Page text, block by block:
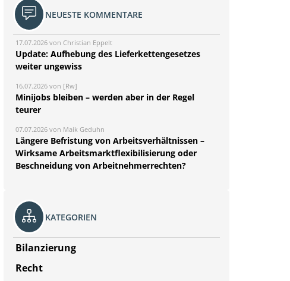
NEUESTE KOMMENTARE
17.07.2026 von Christian Eppelt
Update: Aufhebung des Lieferkettengesetzes
weiter ungewiss
16.07.2026 von [Rw]
Minijobs bleiben – werden aber in der Regel
teurer
07.07.2026 von Maik Geduhn
Längere Befristung von Arbeitsverhältnissen –
Wirksame Arbeitsmarktflexibilisierung oder
Beschneidung von Arbeitnehmerrechten?
KATEGORIEN
Bilanzierung
Recht